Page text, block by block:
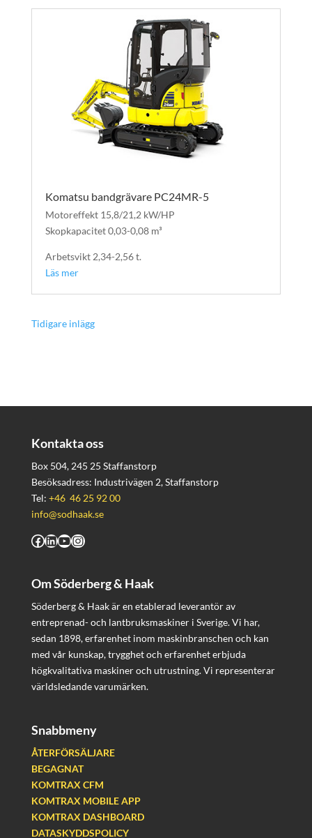
Komatsu bandgrävare PC24MR-5
Motoreffekt 15,8/21,2 kW/HP
Skopkapacitet 0,03-0,08 m³
Arbetsvikt 2,34-2,56 t.
Läs mer
« Äldre inlägg
Kontakta oss
Box 504, 245 25 Staffanstorp
Besöksadress: Industrivägen 2, Staffanstorp
Tel: +46 46 25 92 00
info@sodhaak.se
Facebook
LinkedIn
YouTube
Instagram
Om Söderberg & Haak
Söderberg & Haak är en etablerad leverantör av
entreprenad- och lantbruksmaskiner i Sverige. Vi har,
sedan 1898, erfarenhet inom maskinbranschen och kan
med vår kunskap, trygghet och erfarenhet erbjuda
högkvalitativa maskiner och utrustning. Vi representerar
världsledande varumärken.
Snabbmeny
ÅTERFÖRSÄLJARE
BEGAGNAT
KOMTRAX CFM
KOMTRAX MOBILE APP
KOMTRAX DASHBOARD
DATASKYDDSPOLICY